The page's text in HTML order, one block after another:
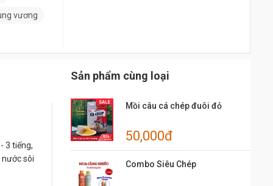
vương
3 tiếng,
nước sôi
Sản phẩm cùng loại
Mồi câu cá chép đuôi đỏ
50,000đ
Combo Siêu Chép